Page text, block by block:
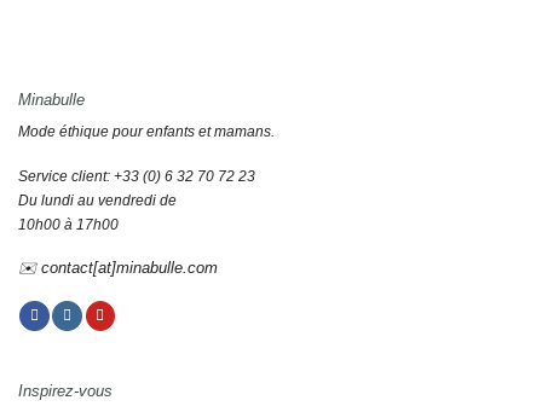
Minabulle
Mode éthique pour enfants et mamans.
Service client: +33 (0) 6 32 70 72 23
Du lundi au vendredi de
10h00 à 17h00
✉️ contact[at]minabulle.com
Inspirez-vous